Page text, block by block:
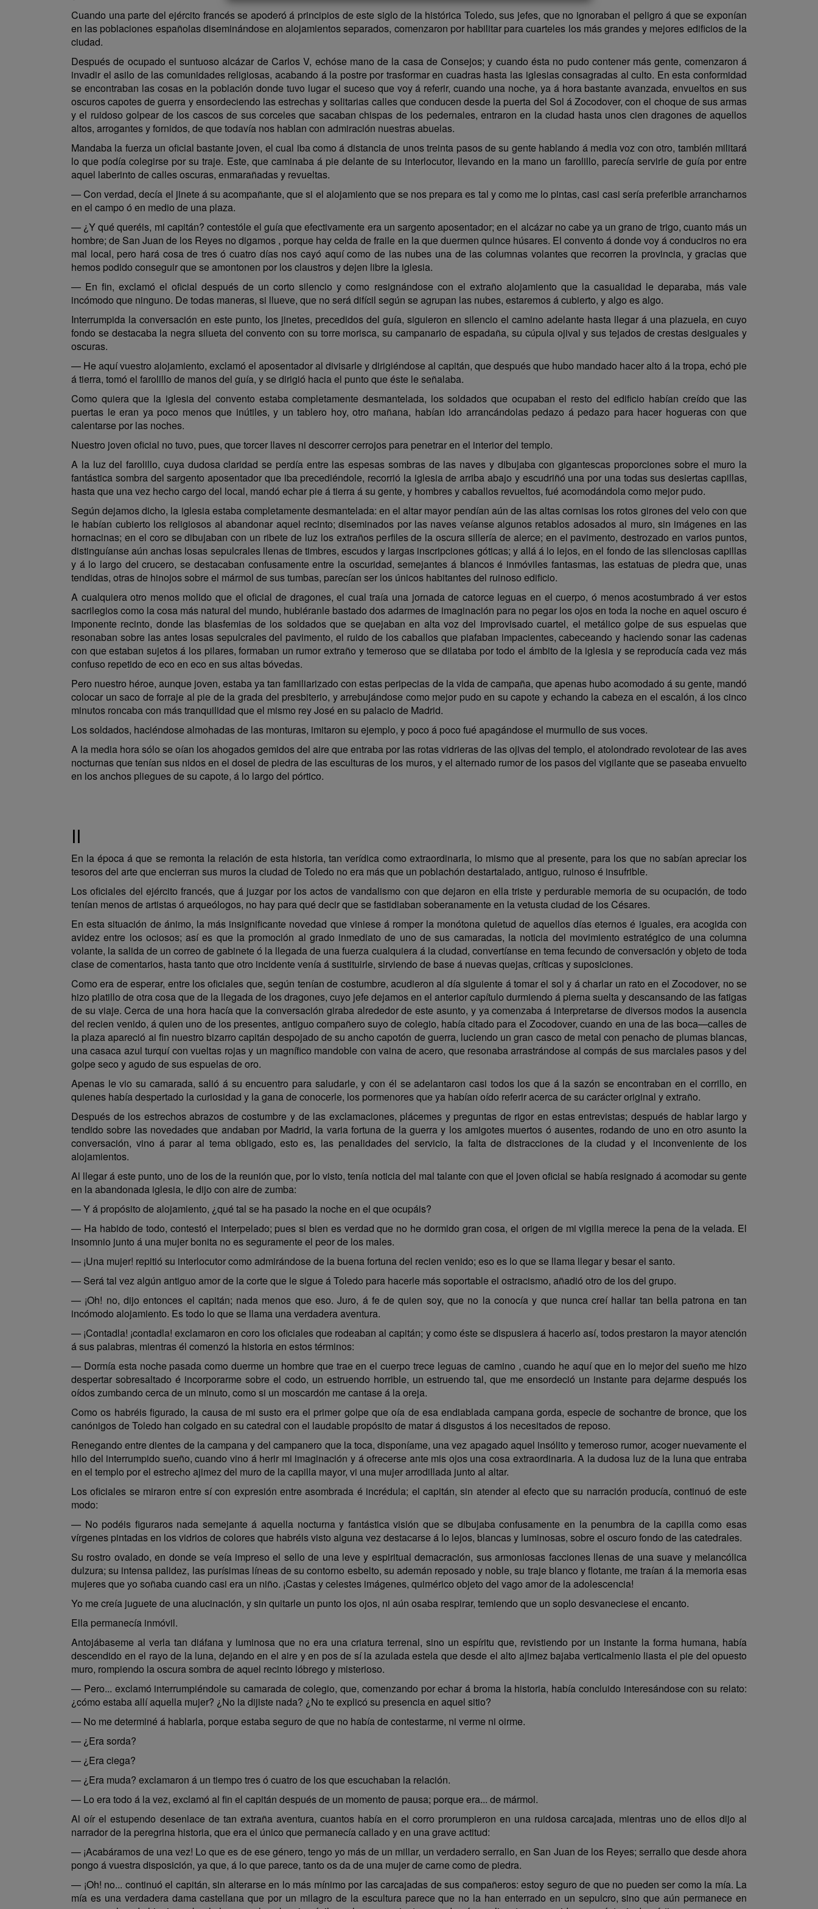
Cuando una parte del ejército francés se apoderó á principios de este siglo de la histórica Toledo, sus jefes, que no ignoraban el peligro á que se exponían
en las poblaciones españolas diseminándose en alojamientos separados, comenzaron por habilitar para cuarteles los más grandes y mejores edificios de la
ciudad.
Después de ocupado el suntuoso alcázar de Carlos V, echóse mano de la casa de Consejos; y cuando ésta no pudo contener más gente, comenzaron á
invadir el asilo de las comunidades religiosas, acabando á la postre por trasformar en cuadras hasta las iglesias consagradas al culto. En esta conformidad
se encontraban las cosas en la población donde tuvo lugar el suceso que voy á referir, cuando una noche, ya á hora bastante avanzada, envueltos en sus
oscuros capotes de guerra y ensordeciendo las estrechas y solitarias calles que conducen desde la puerta del Sol á Zocodover, con el choque de sus armas
y el ruidoso golpear de los cascos de sus corceles que sacaban chispas de los pedernales, entraron en la ciudad hasta unos cien dragones de aquellos
altos, arrogantes y fornidos, de que todavía nos hablan con admiración nuestras abuelas.
Mandaba la fuerza un oficial bastante joven, el cual iba como á distancia de unos treinta pasos de su gente hablando á media voz con otro, también militará
lo que podía colegirse por su traje. Este, que caminaba á pie delante de su interlocutor, llevando en la mano un farolillo, parecía servirle de guía por entre
aquel laberinto de calles oscuras, enmarañadas y revueltas.
— Con verdad, decía el jinete á su acompañante, que si el alojamiento que se nos prepara es tal y como me lo pintas, casi casi sería preferible arrancharnos
en el campo ó en medio de una plaza.
— ¿Y qué queréis, mi capitán? contestóle el guía que efectivamente era un sargento aposentador; en el alcázar no cabe ya un grano de trigo, cuanto más un
hombre; de San Juan de los Reyes no digamos , porque hay celda de fraile en la que duermen quince húsares. El convento á donde voy á conduciros no era
mal local, pero hará cosa de tres ó cuatro días nos cayó aquí como de las nubes una de las columnas volantes que recorren la provincia, y gracias que
hemos podido conseguir que se amontonen por los claustros y dejen libre la iglesia.
— En fin, exclamó el oficial después de un corto silencio y como resignándose con el extraño alojamiento que la casualidad le deparaba, más vale
incómodo que ninguno. De todas maneras, si llueve, que no será difícil según se agrupan las nubes, estaremos á cubierto, y algo es algo.
Interrumpida la conversación en este punto, los jinetes, precedidos del guía, siguieron en silencio el camino adelante hasta llegar á una plazuela, en cuyo
fondo se destacaba la negra silueta del convento con su torre morisca, su campanario de espadaña, su cúpula ojival y sus tejados de crestas desiguales y
oscuras.
— He aquí vuestro alojamiento, exclamó el aposentador al divisarle y dirigiéndose al capitán, que después que hubo mandado hacer alto á la tropa, echó pie
á tierra, tomó el farolillo de manos del guía, y se dirigió hacia el punto que éste le señalaba.
Como quiera que la iglesia del convento estaba completamente desmantelada, los soldados que ocupaban el resto del edificio habían creído que las
puertas le eran ya poco menos que inútiles, y un tablero hoy, otro mañana, habían ido arrancándolas pedazo á pedazo para hacer hogueras con que
calentarse por las noches.
Nuestro joven oficial no tuvo, pues, que torcer llaves ni descorrer cerrojos para penetrar en el interior del templo.
A la luz del farolillo, cuya dudosa claridad se perdía entre las espesas sombras de las naves y dibujaba con gigantescas proporciones sobre el muro la
fantástica sombra del sargento aposentador que iba precediéndole, recorrió la iglesia de arriba abajo y escudriñó una por una todas sus desiertas capillas,
hasta que una vez hecho cargo del local, mandó echar pie á tierra á su gente, y hombres y caballos revueltos, fué acomodándola como mejor pudo.
Según dejamos dicho, la iglesia estaba completamente desmantelada: en el altar mayor pendían aún de las altas cornisas los rotos girones del velo con que
le habían cubierto los religiosos al abandonar aquel recinto; diseminados por las naves veíanse algunos retablos adosados al muro, sin imágenes en las
hornacinas; en el coro se dibujaban con un ribete de luz los extraños perfiles de la oscura sillería de alerce; en el pavimento, destrozado en varios puntos,
distinguíanse aún anchas losas sepulcrales llenas de timbres, escudos y largas inscripciones góticas; y allá á lo lejos, en el fondo de las silenciosas capillas
y á lo largo del crucero, se destacaban confusamente entre la oscuridad, semejantes á blancos é inmóviles fantasmas, las estatuas de piedra que, unas
tendidas, otras de hinojos sobre el mármol de sus tumbas, parecían ser los únicos habitantes del ruinoso edificio.
A cualquiera otro menos molido que el oficial de dragones, el cual traía una jornada de catorce leguas en el cuerpo, ó menos acostumbrado á ver estos
sacrilegios como la cosa más natural del mundo, hubiéranle bastado dos adarmes de imaginación para no pegar los ojos en toda la noche en aquel oscuro é
imponente recinto, donde las blasfemias de los soldados que se quejaban en alta voz del improvisado cuartel, el metálico golpe de sus espuelas que
resonaban sobre las antes losas sepulcrales del pavimento, el ruido de los caballos que piafaban impacientes, cabeceando y haciendo sonar las cadenas
con que estaban sujetos á los pilares, formaban un rumor extraño y temeroso que se dilataba por todo el ámbito de la iglesia y se reproducía cada vez más
confuso repetido de eco en eco en sus altas bóvedas.
Pero nuestro héroe, aunque joven, estaba ya tan familiarizado con estas peripecias de la vida de campaña, que apenas hubo acomodado á su gente, mandó
colocar un saco de forraje al pie de la grada del presbiterio, y arrebujándose como mejor pudo en su capote y echando la cabeza en el escalón, á los cinco
minutos roncaba con más tranquilidad que el mismo rey José en su palacio de Madrid.
Los soldados, haciéndose almohadas de las monturas, imitaron su ejemplo, y poco á poco fué apagándose el murmullo de sus voces.
A la media hora sólo se oían los ahogados gemidos del aire que entraba por las rotas vidrieras de las ojivas del templo, el atolondrado revolotear de las aves
nocturnas que tenían sus nidos en el dosel de piedra de las esculturas de los muros, y el alternado rumor de los pasos del vigilante que se paseaba envuelto
en los anchos pliegues de su capote, á lo largo del pórtico.
II
En la época á que se remonta la relación de esta historia, tan verídica como extraordinaria, lo mismo que al presente, para los que no sabían apreciar los
tesoros del arte que encierran sus muros la ciudad de Toledo no era más que un poblachón destartalado, antiguo, ruinoso é insufrible.
Los oficiales del ejército francés, que á juzgar por los actos de vandalismo con que dejaron en ella triste y perdurable memoria de su ocupación, de todo
tenían menos de artistas ó arqueólogos, no hay para qué decir que se fastidiaban soberanamente en la vetusta ciudad de los Césares.
En esta situación de ánimo, la más insignificante novedad que viniese á romper la monótona quietud de aquellos días eternos é iguales, era acogida con
avidez entre los ociosos; así es que la promoción al grado inmediato de uno de sus camaradas, la noticia del movimiento estratégico de una columna
volante, la salida de un correo de gabinete ó la llegada de una fuerza cualquiera á la ciudad, convertíanse en tema fecundo de conversación y objeto de toda
clase de comentarios, hasta tanto que otro incidente venía á sustituirle, sirviendo de base á nuevas quejas, críticas y suposiciones.
Como era de esperar, entre los oficiales que, según tenían de costumbre, acudieron al día siguiente á tomar el sol y á charlar un rato en el Zocodover, no se
hizo platillo de otra cosa que de la llegada de los dragones, cuyo jefe dejamos en el anterior capítulo durmiendo á pierna suelta y descansando de las fatigas
de su viaje. Cerca de una hora hacía que la conversación giraba alrededor de este asunto, y ya comenzaba á interpretarse de diversos modos la ausencia
del recien venido, á quien uno de los presentes, antiguo compañero suyo de colegio, había citado para el Zocodover, cuando en una de las boca—calles de
la plaza apareció ai fin nuestro bizarro capitán despojado de su ancho capotón de guerra, luciendo un gran casco de metal con penacho de plumas blancas,
una casaca azul turquí con vueltas rojas y un magnífico mandoble con vaina de acero, que resonaba arrastrándose al compás de sus marciales pasos y del
golpe seco y agudo de sus espuelas de oro.
Apenas le vio su camarada, salió á su encuentro para saludarle, y con él se adelantaron casi todos los que á la sazón se encontraban en el corrillo, en
quienes había despertado la curiosidad y la gana de conocerle, los pormenores que ya habían oído referir acerca de su carácter original y extraño.
Después de los estrechos abrazos de costumbre y de las exclamaciones, plácemes y preguntas de rigor en estas entrevistas; después de hablar largo y
tendido sobre las novedades que andaban por Madrid, la varia fortuna de la guerra y los amigotes muertos ó ausentes, rodando de uno en otro asunto la
conversación, vino á parar al tema obligado, esto es, las penalidades del servicio, la falta de distracciones de la ciudad y el inconveniente de los
alojamientos.
Al llegar á este punto, uno de los de la reunión que, por lo visto, tenía noticia del mal talante con que el joven oficial se había resignado á acomodar su gente
en la abandonada iglesia, le dijo con aire de zumba:
— Y á propósito de alojamiento, ¿qué tal se ha pasado la noche en el que ocupáis?
— Ha habido de todo, contestó el interpelado; pues si bien es verdad que no he dormido gran cosa, el origen de mi vigilia merece la pena de la velada. El
insomnio junto á una mujer bonita no es seguramente el peor de los males.
— ¡Una mujer! repitió su interlocutor como admirándose de la buena fortuna del recien venido; eso es lo que se llama llegar y besar el santo.
— Será tal vez algún antiguo amor de la corte que le sigue á Toledo para hacerle más soportable el ostracismo, añadió otro de los del grupo.
— ¡Oh! no, dijo entonces el capitán; nada menos que eso. Juro, á fe de quien soy, que no la conocía y que nunca creí hallar tan bella patrona en tan
incómodo alojamiento. Es todo lo que se llama una verdadera aventura.
— ¡Contadla! ¡contadla! exclamaron en coro los oficiales que rodeaban al capitán; y como éste se dispusiera á hacerlo así, todos prestaron la mayor atención
á sus palabras, mientras él comenzó la historia en estos términos:
— Dormía esta noche pasada como duerme un hombre que trae en el cuerpo trece leguas de camino , cuando he aquí que en lo mejor del sueño me hizo
despertar sobresaltado é incorporarme sobre el codo, un estruendo horrible, un estruendo tal, que me ensordeció un instante para dejarme después los
oídos zumbando cerca de un minuto, como si un moscardón me cantase á la oreja.
Como os habréis figurado, la causa de mi susto era el primer golpe que oía de esa endiablada campana gorda, especie de sochantre de bronce, que los
canónigos de Toledo han colgado en su catedral con el laudable propósito de matar á disgustos á los necesitados de reposo.
Renegando entre dientes de la campana y del campanero que la toca, disponíame, una vez apagado aquel insólito y temeroso rumor, acoger nuevamente el
hilo del interrumpido sueño, cuando vino á herir mi imaginación y á ofrecerse ante mis ojos una cosa extraordinaria. A la dudosa luz de la luna que entraba
en el templo por el estrecho ajimez del muro de la capilla mayor, vi una mujer arrodillada junto al altar.
Los oficiales se miraron entre sí con expresión entre asombrada é incrédula; el capitán, sin atender al efecto que su narración producía, continuó de este
modo:
— No podéis figuraros nada semejante á aquella nocturna y fantástica visión que se dibujaba confusamente en la penumbra de la capilla como esas
vírgenes pintadas en los vidrios de colores que habréis visto alguna vez destacarse á lo lejos, blancas y luminosas, sobre el oscuro fondo de las catedrales.
Su rostro ovalado, en donde se veía impreso el sello de una leve y espiritual demacración, sus armoniosas facciones llenas de una suave y melancólica
dulzura; su intensa palidez, las purísimas líneas de su contorno esbelto, su ademán reposado y noble, su traje blanco y flotante, me traían á la memoria esas
mujeres que yo soñaba cuando casi era un niño. ¡Castas y celestes imágenes, quimérico objeto del vago amor de la adolescencia!
Yo me creía juguete de una alucinación, y sin quitarle un punto los ojos, ni aún osaba respirar, temiendo que un soplo desvaneciese el encanto.
Ella permanecía inmóvil.
Antojábaseme al verla tan diáfana y luminosa que no era una criatura terrenal, sino un espíritu que, revistiendo por un instante la forma humana, había
descendido en el rayo de la luna, dejando en el aire y en pos de sí la azulada estela que desde el alto ajimez bajaba verticalmenio liasta el pie del opuesto
muro, rompiendo la oscura sombra de aquel recinto lóbrego y misterioso.
— Pero... exclamó interrumpiéndole su camarada de colegio, que, comenzando por echar á broma la historia, había concluido interesándose con su relato:
¿cómo estaba allí aquella mujer? ¿No la dijiste nada? ¿No te explicó su presencia en aquel sitio?
— No me determiné á hablarla, porque estaba seguro de que no había de contestarme, ni verme ni oirme.
— ¿Era sorda?
— ¿Era ciega?
— ¿Era muda? exclamaron á un tiempo tres ó cuatro de los que escuchaban la relación.
— Lo era todo á la vez, exclamó al fin el capitán después de un momento de pausa; porque era... de mármol.
Al oír el estupendo desenlace de tan extraña aventura, cuantos había en el corro prorumpieron en una ruidosa carcajada, mientras uno de ellos dijo al
narrador de la peregrina historia, que era el único que permanecía callado y en una grave actitud:
— ¡Acabáramos de una vez! Lo que es de ese género, tengo yo más de un millar, un verdadero serrallo, en San Juan de los Reyes; serrallo que desde ahora
pongo á vuestra disposición, ya que, á lo que parece, tanto os da de una mujer de carne como de piedra.
— ¡Oh! no... continuó el capitán, sin alterarse en lo más mínimo por las carcajadas de sus compañeros: estoy seguro de que no pueden ser como la mía. La
mía es una verdadera dama castellana que por un milagro de la escultura parece que no la han enterrado en un sepulcro, sino que aún permanece en